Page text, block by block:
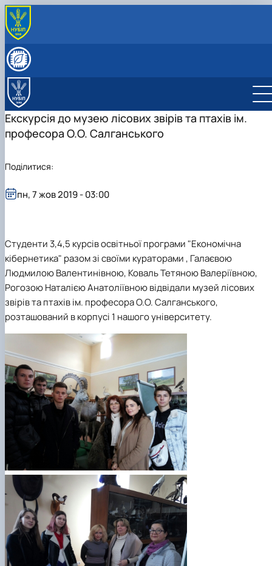
ПРО КАФЕДРУ
«Хто є хто» з кібернетиків в НУБіП України
Освітні програми
Освітні програми
Обговорення освітніх програм
НАУКОВА ДІЯЛЬНІСТЬ
Гурток Кібертонус
Аспірантура
Наукова робота студентів
МІЖНАРОДНА ДІЯЛЬНІСТЬ
НАШІ ОСВІТНІ ПРОГРАМИ
Освітня програма "Економічна кібернетика"
АБІТУРІЄНТУ
Екскурсія до музею лісових звірів та птахів ім.
професора О.О. Салганського
Студенти 3,4,5 курсів освітньої програми "Економічна
кібернетика" разом зі своїми кураторами , Галаєвою
Людмилою Валентинівною, Коваль Тетяною Валеріївною,
Рогозою Наталією Анатоліївною відвідали музей лісових
звірів та птахів ім. професора О.О. Салганського,
розташований в корпусі 1 нашого університету.
пн, 7 жов 2019 - 03:00
Поділитися: